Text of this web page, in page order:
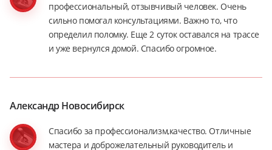
профессиональный, отзывчивый человек. Очень
сильно помогал консультациями. Важно то, что
определил поломку. Еще 2 суток оставался на трассе
и уже вернулся домой. Спасибо огромное.
Александр Новосибирск
Спасибо за профессионализм,качество. Отличные
мастера и доброжелательный руководитель и